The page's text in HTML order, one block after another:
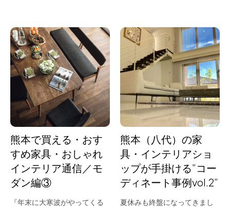
熊本で買える・おす
すめ家具・おしゃれ
インテリア通信／モ
ダン編③
『年末に大寒波がやってくる
熊本（八代）の家
具・インテリアショ
ップが手掛ける”コー
ディネート事例vol.2”
夏休みも終盤になってきまし